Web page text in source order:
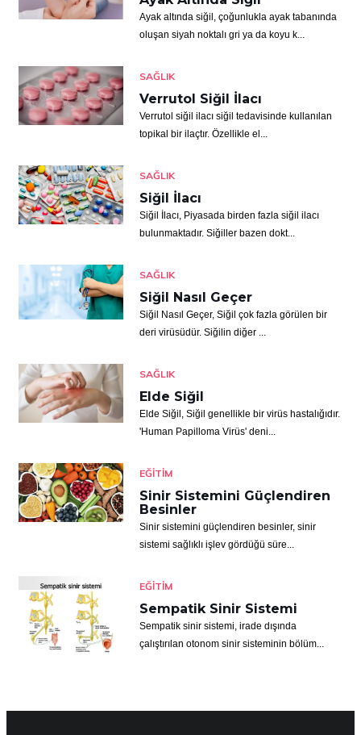
Ayak altında siğil, çoğunlukla ayak tabanında
oluşan siyah noktalı gri ya da koyu k...
SAĞLIK
Verrutol Siğil İlacı
Verrutol siğil ilacı siğil tedavisinde kullanılan
topikal bir ilaçtır. Özellikle el...
SAĞLIK
Siğil İlacı
Siğil İlacı, Piyasada birden fazla siğil ilacı
bulunmaktadır. Siğiller bazen dokt...
SAĞLIK
Siğil Nasıl Geçer
Siğil Nasıl Geçer, Siğil çok fazla görülen bir
deri virüsüdür. Siğilin diğer ...
SAĞLIK
Elde Siğil
Elde Siğil, Siğil genellikle bir virüs hastalığıdır.
'Human Papilloma Virüs' deni...
EĞITIM
Sinir Sistemini Güçlendiren
Besinler
Sinir sistemini güçlendiren besinler, sinir
sistemi sağlıklı işlev gördüğü süre...
EĞITIM
Sempatik Sinir Sistemi
Sempatik sinir sistemi, irade dışında
çalıştırılan otonom sinir sisteminin bölüm...